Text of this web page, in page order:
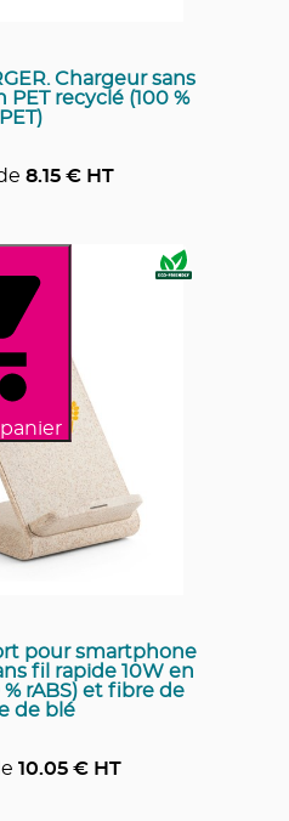
Chargeur sans
recyclé (100 %
8.15 € HT
pour smartphone
fil rapide 10W en
rABS) et fibre de
de blé
10.05 € HT